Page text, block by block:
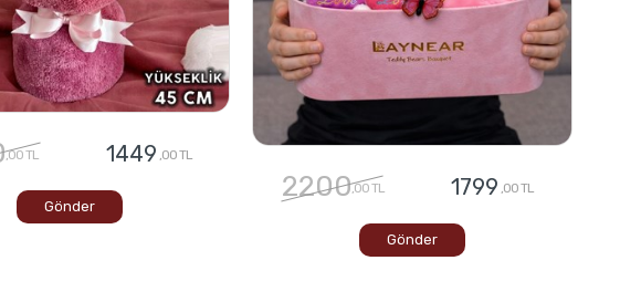
,00 TL 1449 ,00 TL
Gönder
2200,00 TL 1799 ,00 TL
Gönder